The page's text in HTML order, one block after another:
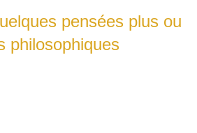
pensées plus ou
philosophiques